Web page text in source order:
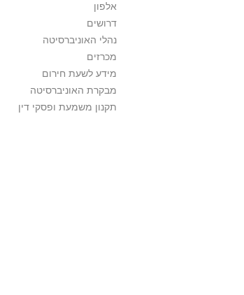
אלפון
דרושים
נהלי האוניברסיטה
מכרזים
מידע לשעת חירום
מבקרת האוניברסיטה
תקנון משמעת ופסקי דין